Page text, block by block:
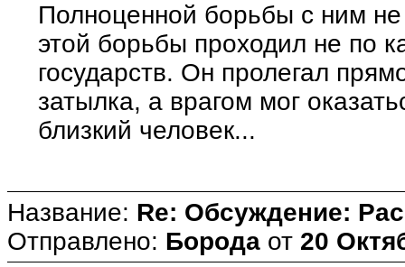
Полноценной борьбы с ним
этой борьбы проходил не по
государств. Он пролегал
затылка, а врагом мог
близкий человек...
Название: Re: Обсуждение:
Отправлено: Борода от 20